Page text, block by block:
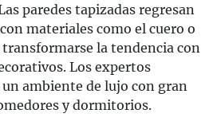
paredes tapizadas regresan
materiales como el cuero o
transformarse la tendencia con
Los expertos
ambiente de lujo con gran
y dormitorios.